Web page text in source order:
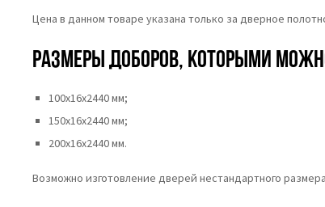
Цена в данном товаре указана только за дверное
Размеры доборов, которыми
100х16х2440 мм;
150х16х2440 мм;
200х16х2440 мм.
Возможно изготовление дверей нестандартного